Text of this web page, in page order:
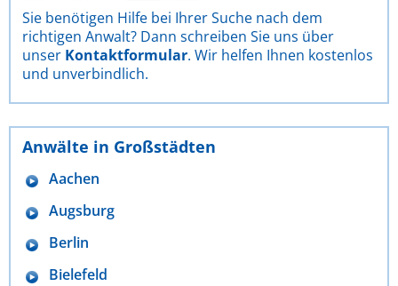
Sie benötigen Hilfe bei Ihrer Suche nach dem
richtigen Anwalt? Dann schreiben Sie uns über
unser Kontaktformular. Wir helfen Ihnen kostenlos
und unverbindlich.
Anwälte in Großstädten
Aachen
Augsburg
Berlin
Bielefeld